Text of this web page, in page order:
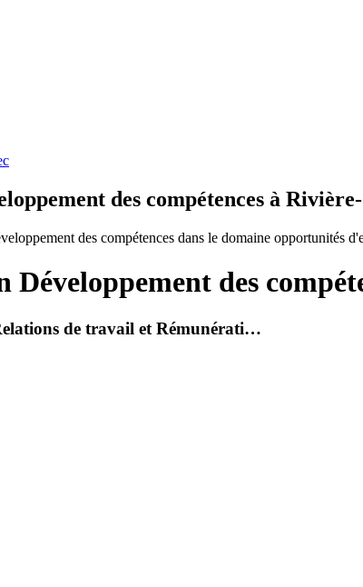
des compétences à
des compétences dans le domaine opportunités
Développement des
de travail et Rémunérati…